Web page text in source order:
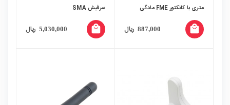
متری با کانکتور FME مادگی
887,000 ریال local_mall
سرفیش SMA
5,030,000 ریال local_mall